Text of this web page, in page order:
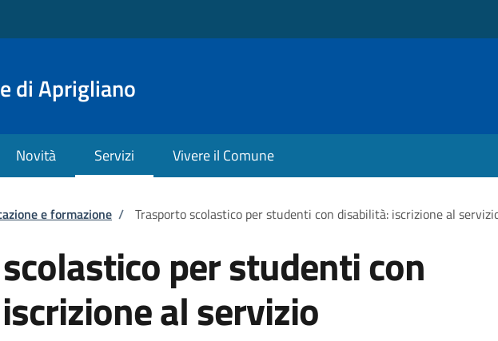
di Aprigliano
Novità Servizi Vivere il Comune
e formazione / Trasporto scolastico per studenti con disabilità: iscrizione al
per studenti con
al servizio